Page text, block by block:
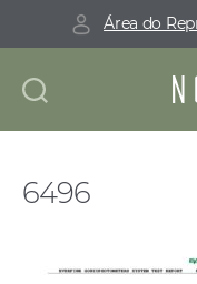
Área do
6496